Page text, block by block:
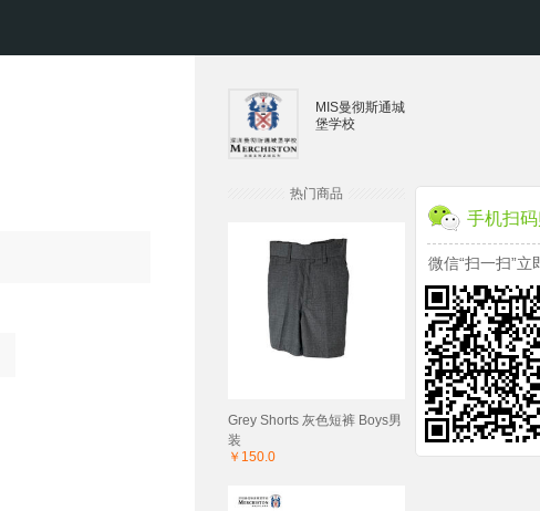
MIS曼彻斯通城
堡学校
热门商品
Grey Shorts 灰色短裤 Boys男
装
￥150.0
手机扫
微信“扫一扫”立